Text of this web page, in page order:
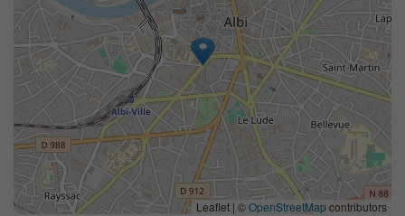
Leaflet | ©OpenStreetMapcontributors